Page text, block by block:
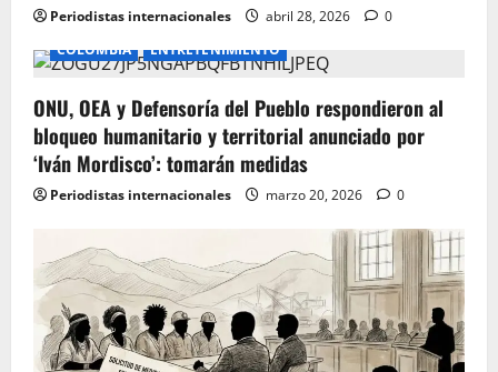
Periodistas internacionales abril 28, 2026
0
COLOMBIA
ENTRETENIMIENTO
ONU, OEA y Defensoría del Pueblo respondieron al
bloqueo humanitario y territorial anunciado por
‘Iván Mordisco’: tomarán medidas
Periodistas internacionales marzo 20, 2026 0